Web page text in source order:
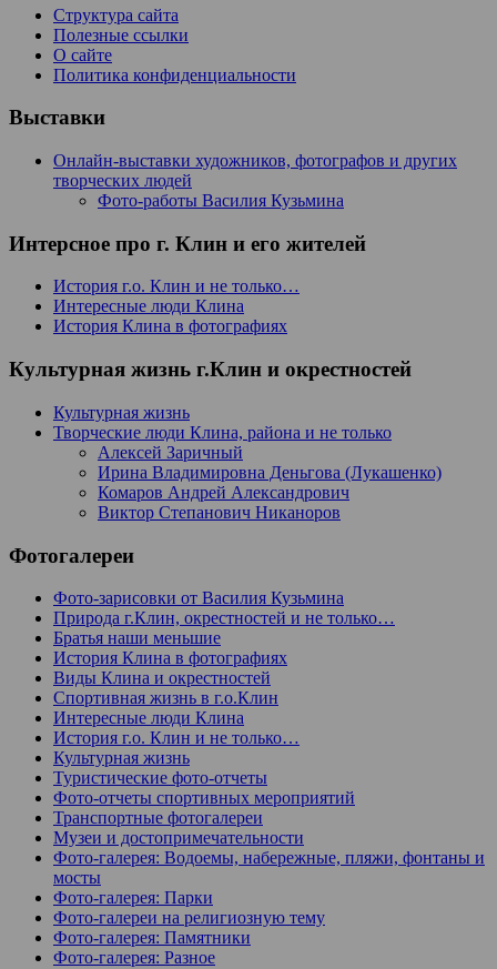
Структура сайта
Полезные ссылки
О сайте
Политика конфиденциальности
Выставки
Онлайн-выставки художников, фотографов и других
творческих людей
Фото-работы Василия Кузьмина
Интерсное про г. Клин и его жителей
История г.о. Клин и не только…
Интересные люди Клина
История Клина в фотографиях
Культурная жизнь г.Клин и окрестностей
Культурная жизнь
Творческие люди Клина, района и не только
Алексей Заричный
Ирина Владимировна Деньгова (Лукашенко)
Комаров Андрей Александрович
Виктор Степанович Никаноров
Фотогалереи
Фото-зарисовки от Василия Кузьмина
Природа г.Клин, окрестностей и не только…
Братья наши меньшие
История Клина в фотографиях
Виды Клина и окрестностей
Спортивная жизнь в г.о.Клин
Интересные люди Клина
История г.о. Клин и не только…
Культурная жизнь
Туристические фото-отчеты
Фото-отчеты спортивных мероприятий
Транспортные фотогалереи
Музеи и достопримечательности
Фото-галерея: Водоемы, набережные, пляжи, фонтаны и
мосты
Фото-галерея: Парки
Фото-галереи на религиозную тему
Фото-галерея: Памятники
Фото-галерея: Разное